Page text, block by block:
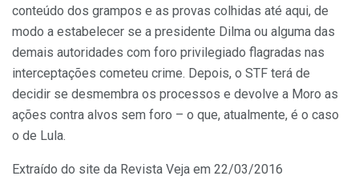
conteúdo dos grampos e as provas colhidas até aqui, de
modo a estabelecer se a presidente Dilma ou alguma das
demais autoridades com foro privilegiado flagradas nas
interceptações cometeu crime. Depois, o STF terá de
decidir se desmembra os processos e devolve a Moro as
ações contra alvos sem foro – o que, atualmente, é o caso
o de Lula.
Extraído do site da Revista Veja em 22/03/2016